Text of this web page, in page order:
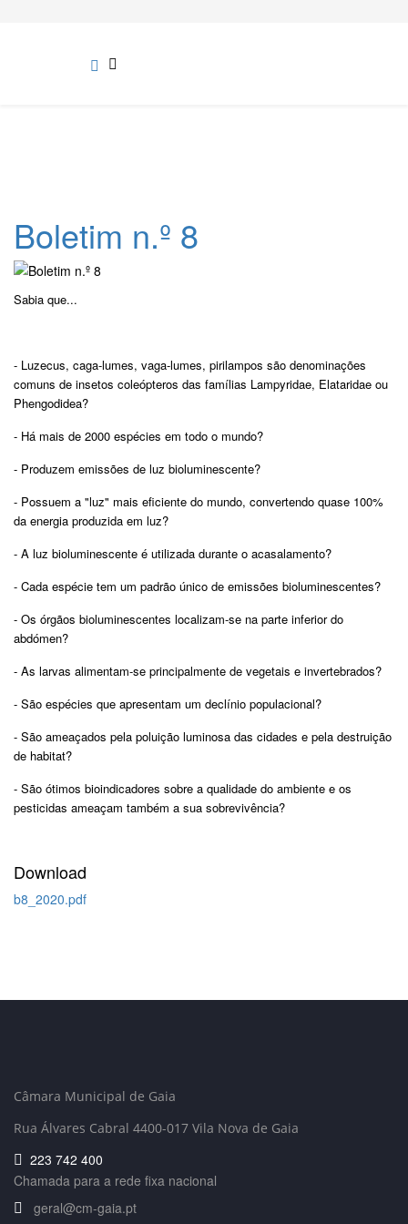
Boletim n.º 8
Sabia que...
- Luzecus, caga-lumes, vaga-lumes, pirilampos são denominações
comuns de insetos coleópteros das famílias Lampyridae, Elataridae ou
Phengodidea?
- Há mais de 2000 espécies em todo o mundo?
- Produzem emissões de luz bioluminescente?
- Possuem a "luz" mais eficiente do mundo, convertendo quase 100%
da energia produzida em luz?
- A luz bioluminescente é utilizada durante o acasalamento?
- Cada espécie tem um padrão único de emissões bioluminescentes?
- Os órgãos bioluminescentes localizam-se na parte inferior do
abdómen?
- As larvas alimentam-se principalmente de vegetais e invertebrados?
- São espécies que apresentam um declínio populacional?
- São ameaçados pela poluição luminosa das cidades e pela destruição
de habitat?
- São ótimos bioindicadores sobre a qualidade do ambiente e os
pesticidas ameaçam também a sua sobrevivência?
Download
b8_2020.pdf
Câmara Municipal de Gaia
Rua Álvares Cabral 4400-017 Vila Nova de Gaia
223 742 400
Chamada para a rede fixa nacional
geral@cm-gaia.pt